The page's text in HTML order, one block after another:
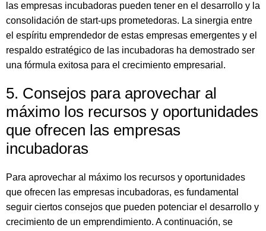
las empresas incubadoras pueden tener en el desarrollo y la
consolidación de start-ups prometedoras. La sinergia entre
el espíritu emprendedor de estas empresas emergentes y el
respaldo estratégico de las incubadoras ha demostrado ser
una fórmula exitosa para el crecimiento empresarial.
5. Consejos para aprovechar al
máximo los recursos y oportunidades
que ofrecen las empresas
incubadoras
Para aprovechar al máximo los recursos y oportunidades
que ofrecen las empresas incubadoras, es fundamental
seguir ciertos consejos que pueden potenciar el desarrollo y
crecimiento de un emprendimiento. A continuación, se